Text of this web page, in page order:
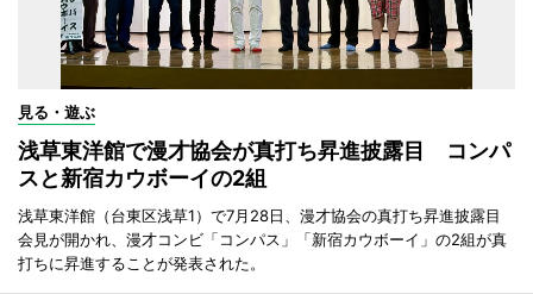
見る・遊ぶ
浅草東洋館で漫才協会が真打ち昇進披露目 コンパ
スと新宿カウボーイの2組
浅草東洋館（台東区浅草1）で7月28日、漫才協会の真打ち昇進披露目
会見が開かれ、漫才コンビ「コンパス」「新宿カウボーイ」の2組が真
打ちに昇進することが発表された。